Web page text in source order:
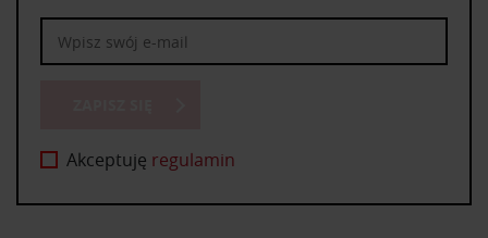
Akceptuję regulamin